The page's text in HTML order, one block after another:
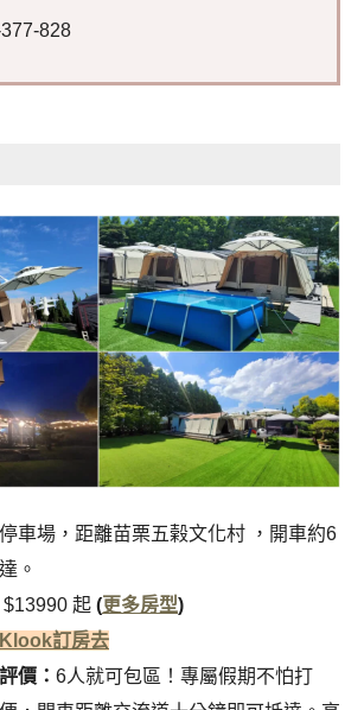
828
車場，距離苗栗五榖文化村 ， 開車約6
。
$13990 起 (更多房型)
Klook訂房去
價： 6人就可包區！專屬假期不怕打